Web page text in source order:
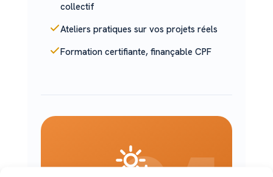
collectif
Ateliers pratiques sur vos projets réels
Formation certifiante, finançable CPF